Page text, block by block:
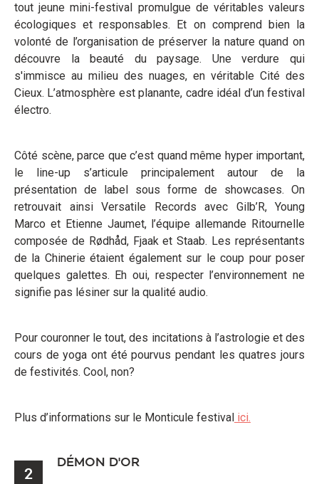
tout jeune mini-festival promulgue de véritables valeurs
écologiques et responsables. Et on comprend bien la
volonté de l’organisation de préserver la nature quand on
découvre la beauté du paysage. Une verdure qui
s'immisce au milieu des nuages, en véritable Cité des
Cieux. L’atmosphère est planante, cadre idéal d’un festival
électro.
Côté scène, parce que c’est quand même hyper important,
le line-up s’articule principalement autour de la
présentation de label sous forme de showcases. On
retrouvait ainsi Versatile Records avec Gilb’R, Young
Marco et Etienne Jaumet, l’équipe allemande Ritournelle
composée de Rødhåd, Fjaak et Staab. Les représentants
de la Chinerie étaient également sur le coup pour poser
quelques galettes. Eh oui, respecter l’environnement ne
signifie pas lésiner sur la qualité audio.
Pour couronner le tout, des incitations à l’astrologie et des
cours de yoga ont été pourvus pendant les quatres jours
de festivités. Cool, non?
Plus d’informations sur le Monticule festival ici.
2
DÉMON D'OR